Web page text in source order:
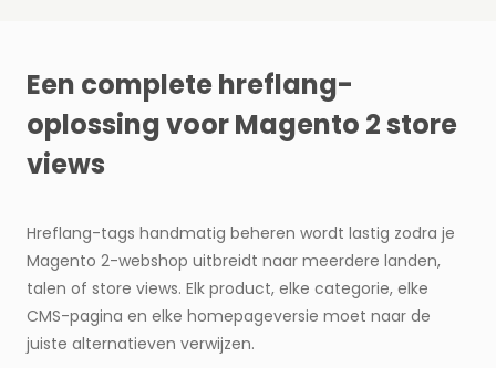
Een complete hreflang-
oplossing voor Magento 2 store
views
Hreflang-tags handmatig beheren wordt lastig zodra je
Magento 2-webshop uitbreidt naar meerdere landen,
talen of store views. Elk product, elke categorie, elke
CMS-pagina en elke homepageversie moet naar de
juiste alternatieven verwijzen.